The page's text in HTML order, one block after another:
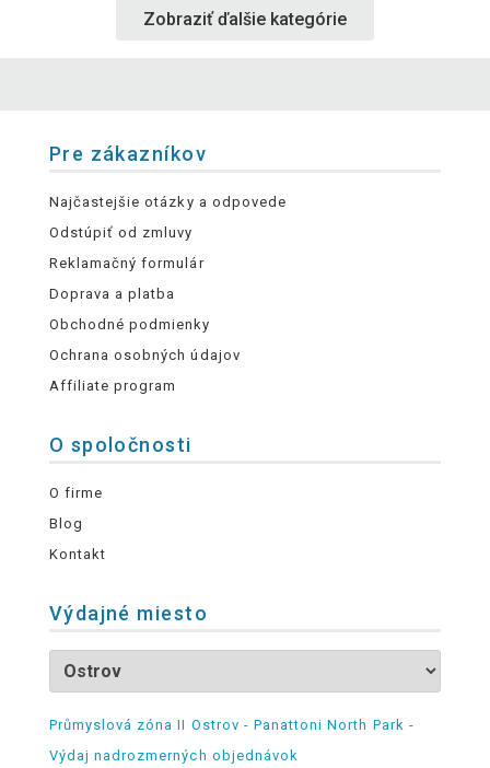
Zobraziť ďalšie kategórie
Pre zákazníkov
Najčastejšie otázky a odpovede
Odstúpiť od zmluvy
Reklamačný formulár
Doprava a platba
Obchodné podmienky
Ochrana osobných údajov
Affiliate program
O spoločnosti
O firme
Blog
Kontakt
Výdajné miesto
Průmyslová zóna II Ostrov - Panattoni North Park -
Výdaj nadrozmerných objednávok